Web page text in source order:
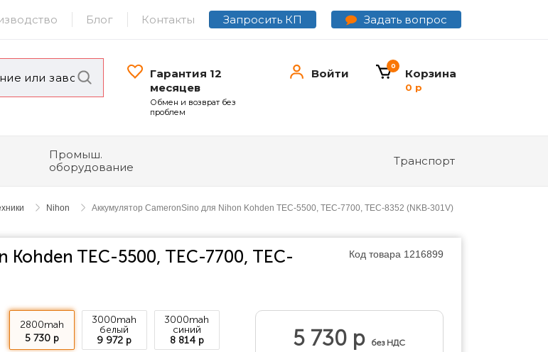
Блог Контакты Запросить КП Задать вопрос
Гарантия 12
месяцев
Обмен и возврат без
проблем
Войти Корзина
0
0 р
Промыш.
оборудование
Транспорт
Nihon
Аккумулятор CameronSino для Nihon Kohden TEC-5500, TEC-7700, TEC-8352 (NKB-301V)
TEC-5500, TEC-7700, TEC-
Код товара 1216899
2800mah
5 730 р
3000mah
белый
9 972 р
3000mah
синий
8 814 р
5 730 р без НДС